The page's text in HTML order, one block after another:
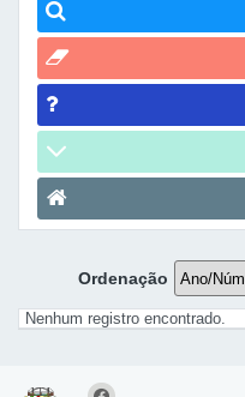
Ordenação
Nenhum registro encontrado.